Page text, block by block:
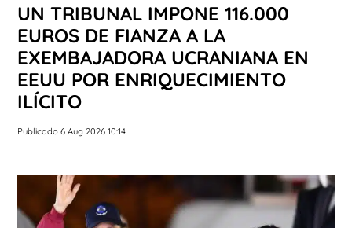
UN TRIBUNAL IMPONE 116.000
EUROS DE FIANZA A LA
EXEMBAJADORA UCRANIANA EN
EEUU POR ENRIQUECIMIENTO
ILÍCITO
Publicado 6 Aug 2026 10:14